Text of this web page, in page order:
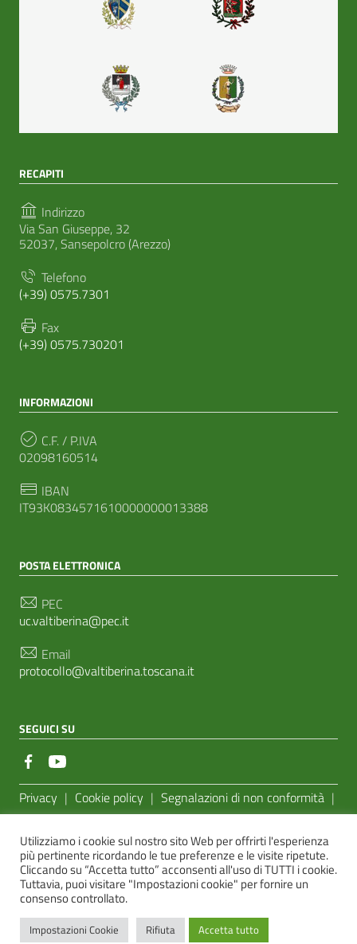
RECAPITI
Indirizzo
Via San Giuseppe, 32
52037, Sansepolcro (Arezzo)
Telefono
(+39) 0575.7301
Fax
(+39) 0575.730201
INFORMAZIONI
C.F. / P.IVA
02098160514
IBAN
IT93K0834571610000000013388
POSTA ELETTRONICA
PEC
uc.valtiberina@pec.it
Email
protocollo@valtiberina.toscana.it
SEGUICI SU
Sezione Link Utili
Privacy | Cookie policy | Segnalazioni di non conformità |
AgID
Sito realizzato dallae-Linking Online Systems S.r.l.
Utilizziamo i cookie sul nostro sito Web per offrirti l'esperienza
più pertinente ricordando le tue preferenze e le visite ripetute.
Cliccando su “Accetta tutto” acconsenti all'uso di TUTTI i cookie.
Tuttavia, puoi visitare "Impostazioni cookie" per fornire un
consenso controllato.
Impostazioni Cookie Rifiuta Accetta tutto